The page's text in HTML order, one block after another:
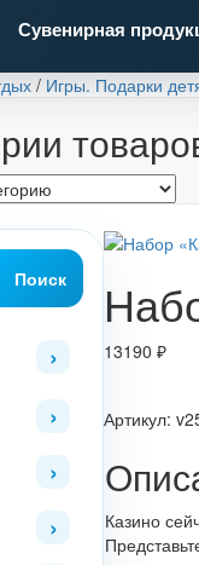
Сувенирная
/ Игры. Подарки
Поиск
13190 ₽
Артикул:
Казино